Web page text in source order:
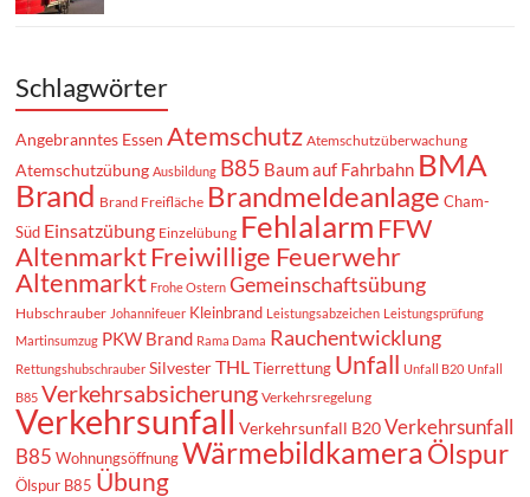
Schlagwörter
Angebranntes Essen Atemschutz Atemschutzüberwachung
Atemschutzübung Ausbildung B85 Baum auf Fahrbahn BMA
Brand Brand Freifläche Brandmeldeanlage Cham-
Süd Einsatzübung Einzelübung Fehlalarm FFW
AltenmarktFreiwillige Feuerwehr
Altenmarkt Frohe Ostern Gemeinschaftsübung
Hubschrauber Johannifeuer Kleinbrand Leistungsabzeichen Leistungsprüfung
Martinsumzug PKW Brand Rama Dama Rauchentwicklung
Rettungshubschrauber Silvester THL Tierrettung Unfall Unfall B20 Unfall
B85 Verkehrsabsicherung Verkehrsregelung
Verkehrsunfall Verkehrsunfall B20 Verkehrsunfall
B85 Wohnungsöffnung WärmebildkameraÖlspur
Ölspur B85 Übung